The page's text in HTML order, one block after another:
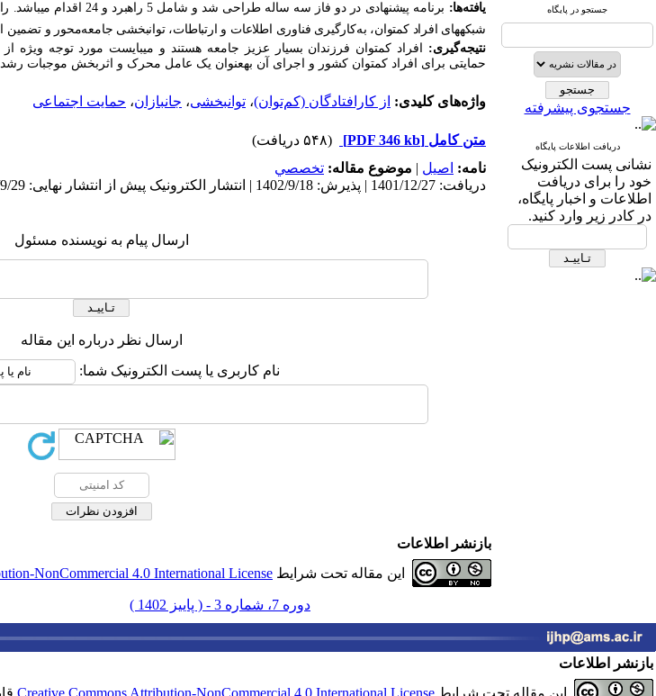
جستجو در پایگاه
جستجوی پیشرفته
دریافت اطلاعات پایگاه
نشانی پست الکترونیک
خود را برای دریافت
اطلاعات و اخبار پایگاه،
در کادر زیر وارد کنید.
یافته‌ها: برنامه پیشنهادی در دو فاز سه ساله طراحی شد و شامل 5 راهبرد و 24 اقدام می­باشد. راهبردهای برنامه شامل:
شبکه­های افراد کم­توان، به‌کارگیری فناوری اطلاعات و ارتباطات، توانبخشی جامعه‌محور و
نتیجه‌گیری:
افراد کم­توان فرزندان بسیار عزیز جامعه هستند و می­بایست مورد توجه ویژه
حمایتی برای افراد کم­توان کشور و اجرای آن به­عنوان یک عامل محرک و اثربخش موجبات رشد
واژه‌های کلیدی: از کار‌افتادگان (کم‌توان)، توانبخشی، جانبازان، حمایت اجتماعی
متن کامل [PDF 346 kb]
(۵۴۸ دریافت)
نامه: اصيل | موضوع مقاله: تخصصي
دریافت: 1401/12/27 | پذیرش: 1402/9/18 | انتشار الکترونیک پیش از انتشار نهایی: 1402/9/29 | انتشار: 1402/9/29
ارسال پیام به نویسنده مسئول
ارسال نظر درباره این مقاله
نام کاربری یا پست الکترونیک شما:
بازنشر اطلاعات
این مقاله تحت شرایط NonCommercial 4.0 International License
دوره 7، شماره 3 - ( پاییز 1402 )
بازنشر اطلاعات
این مقاله تحت شرایط Creative Commons Attribution-NonCommercial 4.0 International License